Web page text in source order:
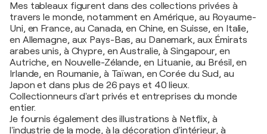
Mes tableaux figurent dans des collections privées à
travers le monde, notamment en Amérique, au Royaume-
Uni, en France, au Canada, en Chine, en Suisse, en Italie,
en Allemagne, aux Pays-Bas, au Danemark, aux Émirats
arabes unis, à Chypre, en Australie, à Singapour, en
Autriche, en Nouvelle-Zélande, en Lituanie, au Brésil, en
Irlande, en Roumanie, à Taïwan, en Corée du Sud, au
Japon et dans plus de 26 pays et 40 lieux.
Collectionneurs d'art privés et entreprises du monde
entier.
Je fournis également des illustrations à Netflix, à
l'industrie de la mode, à la décoration d'intérieur, à